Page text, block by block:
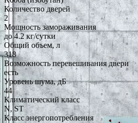
Количество дверей
2
Мощность замораживания
до 4.2 кг/cутки
Общий объем, л
318
Возможность перевешивания двери
есть
Уровень шума, дБ
44
Климатический класс
N, ST
Класс энергопотребления